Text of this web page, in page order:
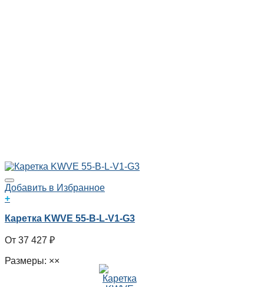
Добавить в Избранное
+
Каретка KWVE 55-B-L-V1-G3
37 427 ₽
Размеры: ××